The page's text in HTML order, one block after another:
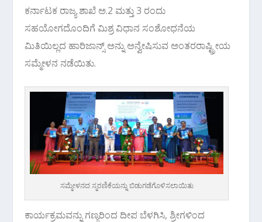
ಕರ್ನಾಟಕ ರಾಜ್ಯ ಶಾಖೆ ಅ.2 ಮತ್ತು 3 ರಂದು
ಸಹಯೋಗದೊಂದಿಗೆ ಮಿಶ್ರ ವಿಧಾನ ಸಂಶೋಧನೆಯ
ಮಿತಿಯಿಲ್ಲದ ಹಾರಿಜಾನ್ಸ್ ಅನ್ನು ಅನ್ವೇಷಿಸುವ ಅಂತರರಾಷ್ಟ್ರೀಯ
ಸಮ್ಮೇಳನ ನಡೆಯಿತು.
ಸಮ್ಮೇಳನದ ಸ್ಮರಣಿಕೆಯನ್ನು ಬಿಡುಗಡೆಗೊಳಿಸಲಾಯಿತು
ಕಾರ್ಯಕ್ರಮವನ್ನು ಗಣ್ಯರಿಂದ ದೀಪ ಬೆಳಗಿಸಿ, ಶ್ರೀಗಳಿಂದ